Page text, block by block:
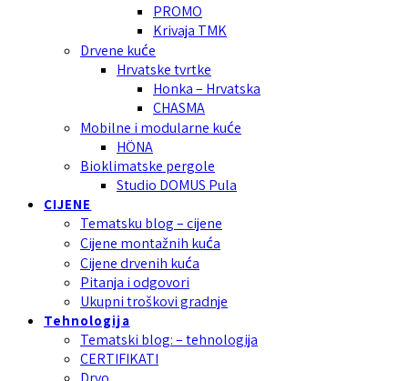
PROMO
Krivaja TMK
Drvene kuće
Hrvatske tvrtke
Honka – Hrvatska
CHASMA
Mobilne i modularne kuće
HÖNA
Bioklimatske pergole
Studio DOMUS Pula
CIJENE
Tematsku blog – cijene
Cijene montažnih kuća
Cijene drvenih kuća
Pitanja i odgovori
Ukupni troškovi gradnje
Tehnologija
Tematski blog: – tehnologija
CERTIFIKATI